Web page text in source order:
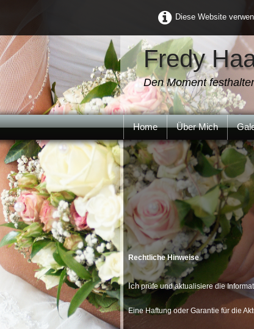
Diese Website
Fredy
Den Moment
Home Über Mich
Rechtliche Hinweise
Ichprüfe und aktualisiere die
Eine Haftung oder Garantie für die